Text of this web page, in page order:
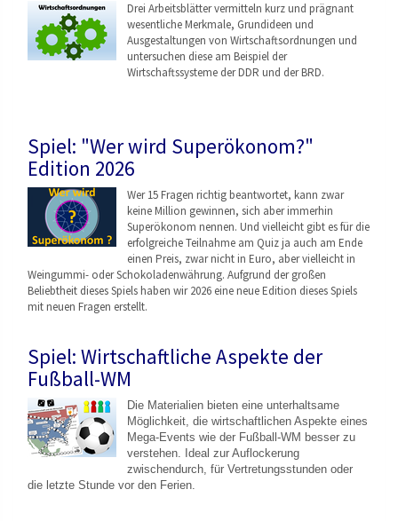
Drei Arbeitsblätter vermitteln kurz und prägnant
wesentliche Merkmale, Grundideen und
Ausgestaltungen von Wirtschaftsordnungen und
untersuchen diese am Beispiel der
Wirtschaftssysteme der DDR und der BRD.
Spiel: "Wer wird Superökonom?"
Edition 2026
Wer 15 Fragen richtig beantwortet, kann zwar
keine Million gewinnen, sich aber immerhin
Superökonom nennen. Und vielleicht gibt es für die
erfolgreiche Teilnahme am Quiz ja auch am Ende
einen Preis, zwar nicht in Euro, aber vielleicht in
Weingummi- oder Schokoladenwährung. Aufgrund der großen
Beliebtheit dieses Spiels haben wir 2026 eine neue Edition dieses Spiels
mit neuen Fragen erstellt.
Spiel: Wirtschaftliche Aspekte der
Fußball-WM
Die Materialien bieten eine unterhaltsame
Möglichkeit, die wirtschaftlichen Aspekte eines
Mega-Events wie der Fußball-WM besser zu
verstehen. Ideal zur Auflockerung
zwischendurch, für Vertretungsstunden oder
die letzte Stunde vor den Ferien.